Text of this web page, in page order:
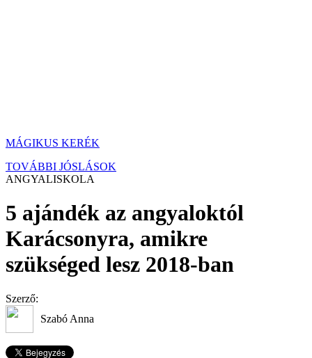
MÁGIKUS KERÉK
TOVÁBBI JÓSLÁSOK
ANGYALISKOLA
5 ajándék az angyaloktól
Karácsonyra, amikre
szükséged lesz 2018-ban
Szerző:
Szabó Anna